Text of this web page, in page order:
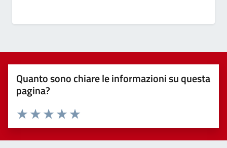
Quanto sono chiare le informazioni su questa
pagina?
Valuta 5 stelle su 5
Valuta 4 stelle su 5
Valuta 3 stelle su 5
Valuta 2 stelle su 5
Valuta 1 stelle su 5